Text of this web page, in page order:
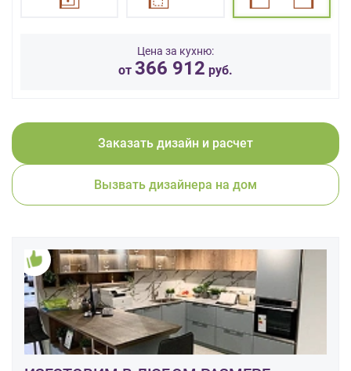
Цена за кухню:
от 366 912 руб.
Заказать дизайн и расчет
Вызвать дизайнера на дом